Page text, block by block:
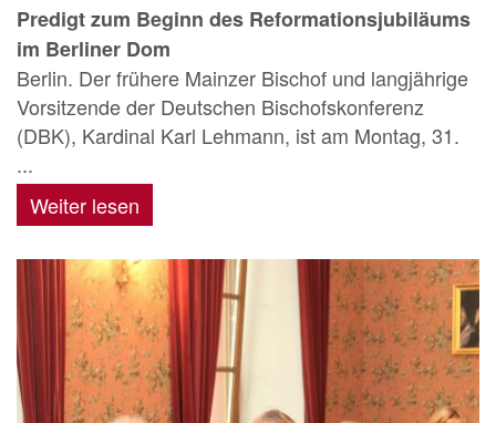
Predigt zum Beginn des Reformationsjubiläums
im Berliner Dom
Berlin. Der frühere Mainzer Bischof und langjährige
Vorsitzende der Deutschen Bischofskonferenz
(DBK), Kardinal Karl Lehmann, ist am Montag, 31.
...
Weiter lesen